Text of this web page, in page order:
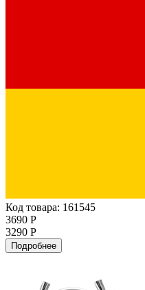
Код товара: 161545
3690 Р
3290 Р
Подробнее